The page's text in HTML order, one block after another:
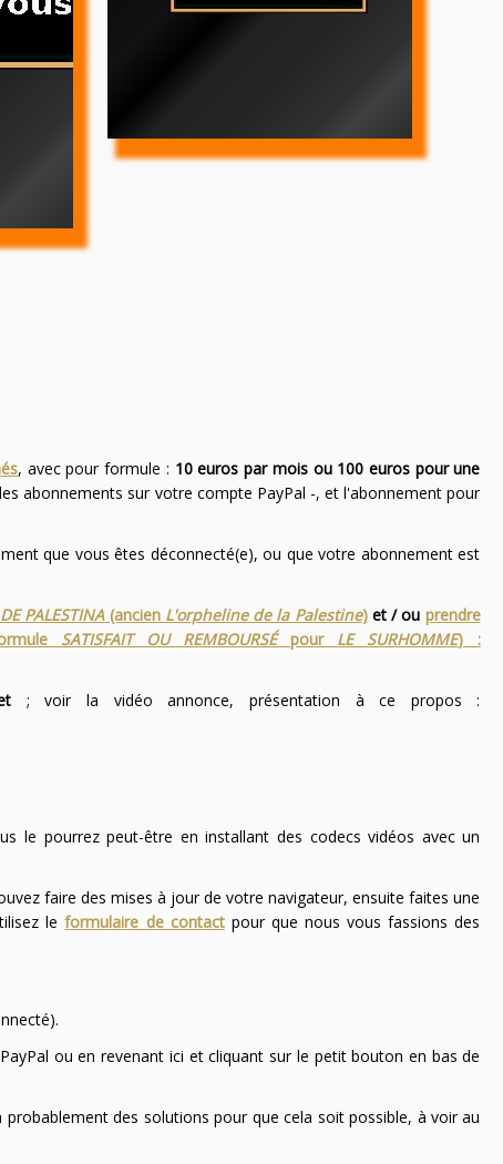
, avec pour formule : 10 euros par mois ou 100 euros pour une
abonnements sur votre compte PayPal -, et l'abonnement pour
que vous êtes déconnecté(e), ou que votre abonnement est
PALESTINA(ancien L'orpheline de la Palestine)et / ou prendre
SATISFAIT OU REMBOURSÉpour LE SURHOMME) :
; voir la vidéo annonce, présentation à ce propos :
le pourrez peut-être en installant des codecs vidéos avec un
faire des mises à jour de votre navigateur, ensuite faites une
leformulaire de contactpour que nous vous fassions des
ou en revenant ici et cliquant sur le petit bouton en bas de
probablement des solutions pour que cela soit possible, à voir au